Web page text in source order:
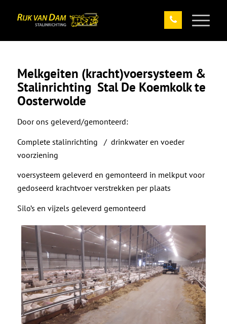
Melkgeiten (kracht)voersysteem &
Stalinrichting Stal De Koemkolk te
Oosterwolde
Door ons geleverd/gemonteerd:
Complete stalinrichting / drinkwater en voeder
voorziening
voersysteem geleverd en gemonteerd in melkput voor
gedoseerd krachtvoer verstrekken per plaats
Silo’s en vijzels geleverd gemonteerd